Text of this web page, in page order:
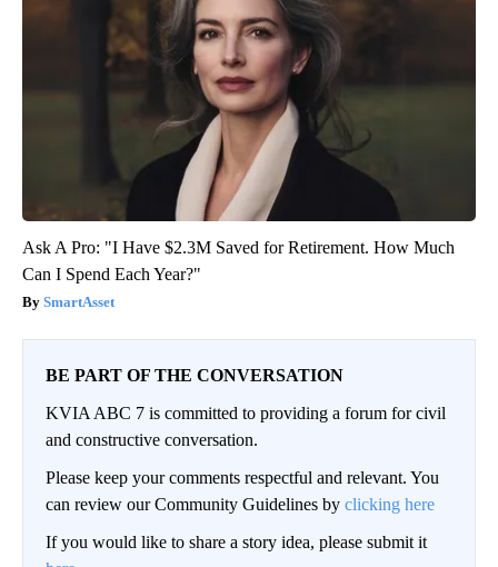
Ask A Pro: "I Have $2.3M Saved for Retirement. How Much
Can I Spend Each Year?"
SmartAsset
BE PART OF THE CONVERSATION
KVIA ABC 7 is committed to providing a forum for civil
and constructive conversation.
Please keep your comments respectful and relevant. You
can review our Community Guidelines by clicking here
If you would like to share a story idea, please submit it